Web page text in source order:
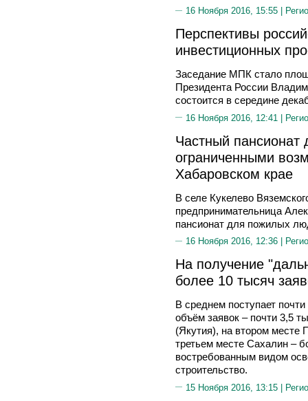
16 Ноября 2016, 15:55 |
Перспективы
инвестиционных
Заседание МПК стало
Президента России
состоится в середине
16 Ноября 2016, 12:41 |
Частный
ограниченными
Хабаровском крае
В селе Кукелево
предпринимательница
пансионат для пожилых
16 Ноября 2016, 12:36 |
На получение
более 10 тысяч
В среднем поступает
объём заявок – почти 3,5
(Якутия), на втором месте
третьем месте Сахалин –
востребованным видом
строительство.
15 Ноября 2016, 13:15 |